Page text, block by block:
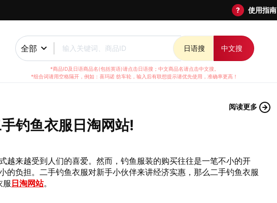
? 使用指南
全部 输入关键词、商品ID 日语搜 中文搜
*商品ID及日语商品名(包括英语)请点击日语搜；中文商品名请点击中文搜。
*组合词请用空格隔开，例如：喜玛诺 纺车轮，输入后有联想提示请优先使用，准确率更高！
阅读更多
钓鱼衣服日淘网站!
越来越受到人们的喜爱。然而，钓鱼服装的购买往往是一笔不小的开
的负担。二手钓鱼衣服对新手小伙伴来讲经济实惠，那么二手钓鱼衣服
服 日淘网站。